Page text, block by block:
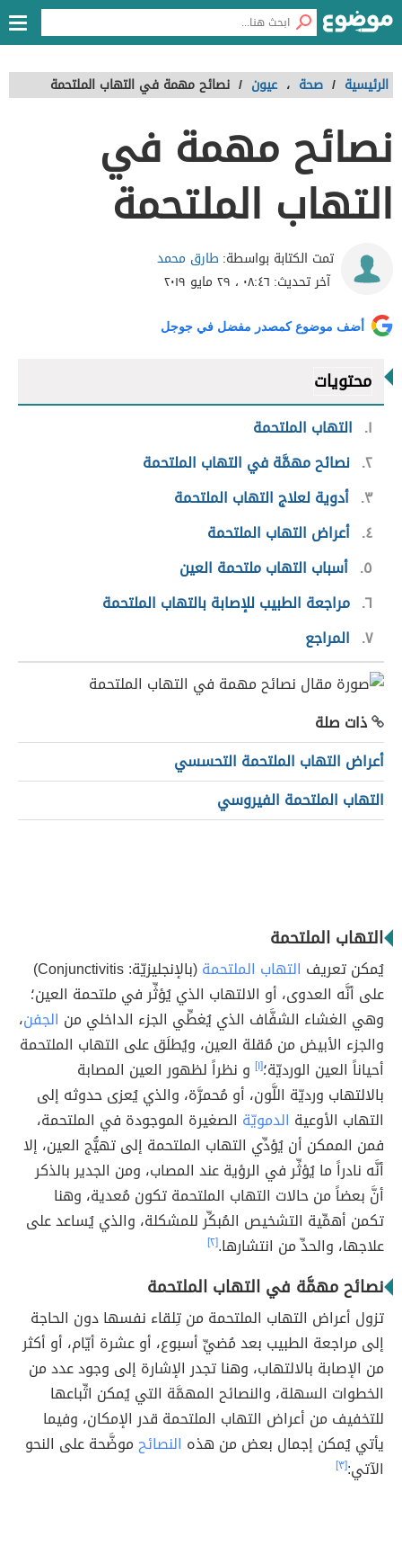
الرئيسية / صحة ، عيون / نصائح مهمة في التهاب الملتحمة
نصائح مهمة في
التهاب الملتحمة
تمت الكتابة بواسطة: طارق محمد
آخر تحديث: ٠٨:٤٦ ، ٢٩ مايو ٢٠١٩
أضف موضوع كمصدر مفضل في جوجل
محتويات
١
التهاب الملتحمة
٢ نصائح مهمَّة في التهاب الملتحمة
٣ أدوية لعلاج التهاب الملتحمة
٤ أعراض التهاب الملتحمة
٥ أسباب التهاب ملتحمة العين
٦ مراجعة الطبيب للإصابة بالتهاب الملتحمة
٧ المراجع
ذات صلة
أعراض التهاب الملتحمة التحسسي
التهاب الملتحمة الفيروسي
التهاب الملتحمة
يُمكن تعريف التهاب الملتحمة
(بالإنجليزيّة: Conjunctivitis)
على أنَّه العدوى، أو الالتهاب الذي يُؤثِّر في ملتحمة العين؛
وهي الغشاء الشفَّاف الذي يُغطِّي الجزء الداخلي من الجفن،
والجزء الأبيض من مُقلة العين، ويُطلَق على التهاب الملتحمة
أحياناً العين الورديّة؛[١] و نظراً لظهور العين المصابة
بالالتهاب ورديّة اللَّون، أو مُحمرَّة، والذي يُعزى حدوثه إلى
التهاب الأوعية الدمويّة الصغيرة الموجودة في الملتحمة،
فمن الممكن أن يُؤدِّي التهاب الملتحمة إلى تهيُّج العين، إلا
أنَّه نادراً ما يُؤثِّر في الرؤية عند المصاب، ومن الجدير بالذكر
أنَّ بعضاً من حالات التهاب الملتحمة تكون مُعدية، وهنا
تكمن أهمِّية التشخيص المُبكِّر للمشكلة، والذي يُساعد على
علاجها، والحدِّ من انتشارها.[٢]
نصائح مهمَّة في التهاب الملتحمة
تزول أعراض التهاب الملتحمة من تِلقاء نفسها دون الحاجة
إلى مراجعة الطبيب بعد مُضيِّ أسبوع، أو عشرة أيّام، أو أكثر
من الإصابة بالالتهاب، وهنا تجدر الإشارة إلى وجود عدد من
الخطوات السهلة، والنصائح المهمَّة التي يُمكن اتِّباعها
للتخفيف من أعراض التهاب الملتحمة قدر الإمكان، وفيما
يأتي يُمكن إجمال بعض من هذه النصائحموضَّحة على النحو
الآتي:[٣]